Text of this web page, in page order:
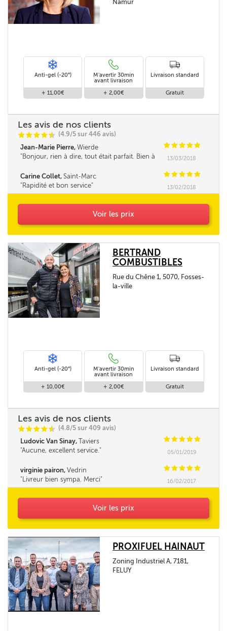
Namur
Anti-gel (-20°)
+ 11,00€
M'avertir 30min
avant livraison
+ 2,00€
Livraison standard
Gratuit
Les avis de nos clients
CCCCi
@ (4.9/5 sur 446 avis)
Jean-Marie Pierre, Wierde CCCCC
Bonjour, rien à dire, tout était parfait. Bien à
13/03/2018
Carine Collet, Saint-Marc CCCCC
Rapidité et bon service
13/02/2018
Voir les prix
BERTRAND
COMBUSTIBLES
Rue du Chêne 1, 5070, Fosses-
la-ville
Anti-gel (-20°)
+ 10,00€
M'avertir 30min
avant livraison
+ 2,00€
Livraison standard
Gratuit
Les avis de nos clients
CCCCi
@ (4.8/5 sur 409 avis)
Ludovic Van Sinay, Taviers CCCCC
Aucune, excellent service.
05/01/2019
virginie pairon, Vedrin CCCCC
Livreur bien sympa. Merci
16/02/2017
Voir les prix
PROXIFUEL HAINAUT
Zoning Industriel A, 7181,
FELUY